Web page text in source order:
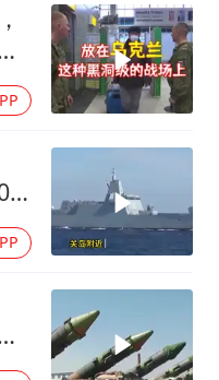
空调 电费会更低吗
东方甄选被判赔偿江小白30万元
实干挑大梁